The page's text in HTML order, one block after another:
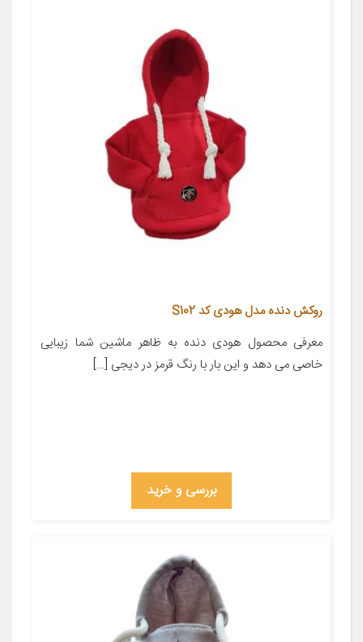
روکش دنده مدل هودی کد S102
معرفی محصول هودی دنده به ظاهر ماشین شما زیبایی
خاصی می دهد و این بار با رنگ قرمز در دیجی […]
بررسی و خرید